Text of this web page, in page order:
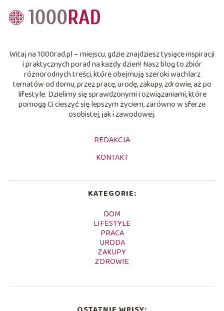
Witaj na 1000rad.pl – miejscu, gdzie znajdziesz tysiące inspiracji
i praktycznych porad na każdy dzień! Nasz blog to zbiór
różnorodnych treści, które obejmują szeroki wachlarz
tematów od domu, przez pracę, urodę, zakupy, zdrowie, aż po
lifestyle. Dzielimy się sprawdzonymi rozwiązaniami, które
pomogą Ci cieszyć się lepszym życiem, zarówno w sferze
osobistej, jak i zawodowej.
REDAKCJA
KONTAKT
KATEGORIE:
DOM
LIFESTYLE
PRACA
URODA
ZAKUPY
ZDROWIE